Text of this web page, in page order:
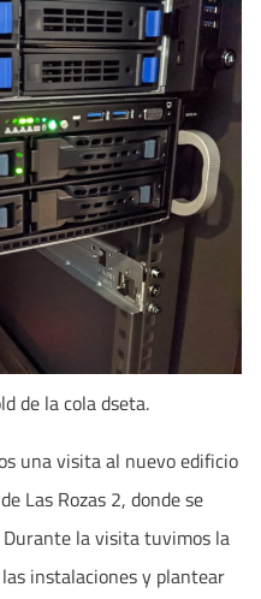
de la cola dseta.
una visita al nuevo edificio
Las Rozas 2, donde se
Durante la visita tuvimos la
instalaciones y plantear